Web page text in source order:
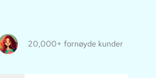
20,000+ fornøyde kunder